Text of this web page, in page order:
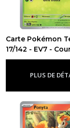
Carte Pokémon
17/142 - EV7 -
Stellaire-Ev7 -
PLUS DE